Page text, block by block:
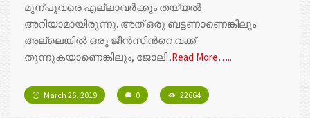
മുന്പുവരെ എല്ലാവർക്കും തയ്യൽ
അറിയാമായിരുന്നു. അത് ഒരു ബട്ടണാണെങ്കിലും
അല്ലെങ്കിൽ ഒരു ജീൻസിന്‍റെ വക്ക്
തുന്നുകയാണെങ്കിലും, ജോലി .Read More…..
March 26, 2019 0 22664